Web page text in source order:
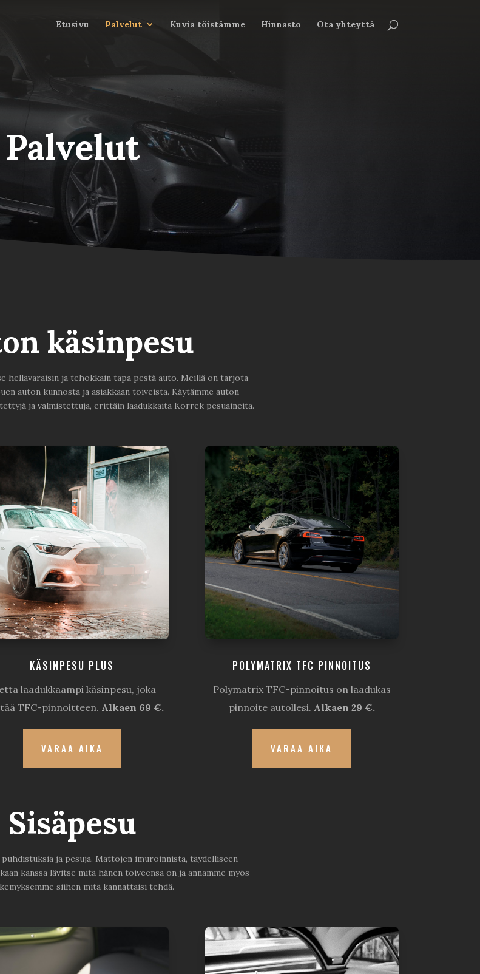
Etusivu Palvelut Kuvia töistämme Hinnasto Ota yhteyttä
Palvelut
käsinpesu
hellävaraisin ja tehokkain tapa pestä auto. Meillä on tarjota
auton kunnosta ja asiakkaan toiveista. Käytämme auton
ja valmistettuja, erittäin laadukkaita Korrek pesuaineita.
KÄSINPESU PLUS
laadukkaampi käsinpesu, joka
TFC-pinnoitteen. Alkaen 69 €.
VARAA AIKA
POLYMATRIX TFC PINNOITUS
Polymatrix TFC-pinnoitus on laadukas
pinnoite autollesi. Alkaen 29 €.
VARAA AIKA
Sisäpesu
ja pesuja. Mattojen imuroinnista, täydelliseen
kanssa lävitse mitä hänen toiveensa on ja annamme myös
siihen mitä kannattaisi tehdä.